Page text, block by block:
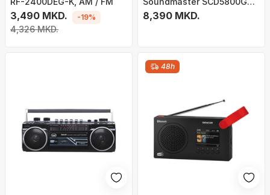
3,490 MKD.
4,326 MKD.
-19%
CD dhe radio FM, portativ,
8,390 MKD.
48h